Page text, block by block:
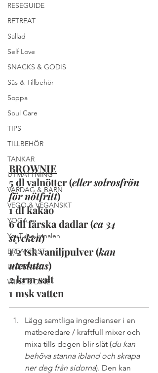
RESEGUIDE
RETREAT
Sallad
Self Love
SNACKS & GODIS
Sås & Tillbehör
Soppa
Soul Care
TIPS
TILLBEHÖR
TANKAR
UTMATTNING
VARDAG & BARN
VEGO & VEGANSKT
YOGA
YouTube kanalen
BREAKFAST
UNDER $20
WINE & DINE
BROWNIE
5 dl valnötter (eller solrosfrön
för nötfritt)
1 dl kakao
6 dl färska dadlar (ca 34
stycken)
1/2 tsk vaniljpulver (kan
uteslutas)
2 krm salt
1 msk vatten
Lägg samtliga ingredienser i en
matberedare / kraftfull mixer och
mixa tills degen blir slät (du kan
behöva stanna ibland och skrapa
ner deg från sidorna). Den kan